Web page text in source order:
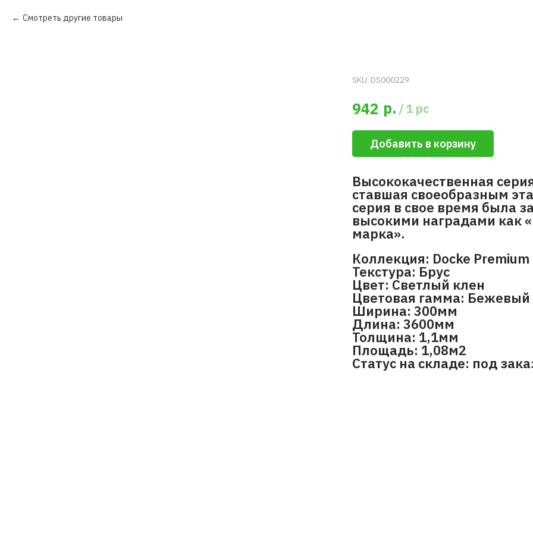
Смотреть другие товары
SKU: DS000229
942 р. /1 pc
Добавить в корзину
Высококачественная
ставшая своеобразным
серия в свое время была
высокими наградами как
марка».
Коллекция: Docke
Текстура: Брус
Цвет: Светлый клен
Цветовая гамма: Бежевый
Ширина: 300мм
Длина: 3600мм
Толщина: 1,1мм
Площадь: 1,08м2
Статус на складе: под